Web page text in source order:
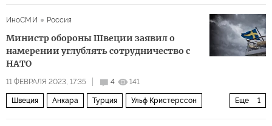
ИноСМИ Россия
Министр обороны Швеции заявил о
намерении углублять сотрудничество с
НАТО
11 ФЕВРАЛЯ 2023, 17:35 4 141
Еще 1
Швеция Анкара Турция Ульф Кристерссон